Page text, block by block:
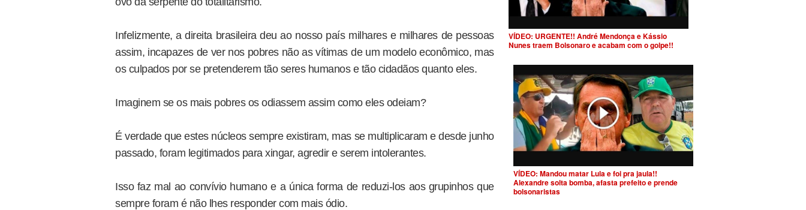
Infelizmente, a direita brasileira deu ao nosso país milhares e milhares de pessoas
assim, incapazes de ver nos pobres não as vítimas de um modelo econômico, mas
os culpados por se pretenderem tão seres humanos e tão cidadãos quanto eles.
Imaginem se os mais pobres os odiassem assim como eles odeiam?
É verdade que estes núcleos sempre existiram, mas se multiplicaram e desde junho
passado, foram legitimados para xingar, agredir e serem intolerantes.
Isso faz mal ao convívio humano e a única forma de reduzi-los aos grupinhos que
sempre foram é não lhes responder com mais ódio.
VÍDEO: URGENTE!! André Mendonça e Kássio
Nunes traem Bolsonaro e acabam com o golpe!!
VÍDEO: Mandou matar Lula e foi pra jaula!!
Alexandre solta bomba, afasta prefeito e prende
bolsonaristas